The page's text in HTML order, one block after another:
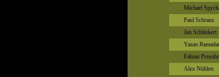
Michael
Paul Schranz
Jan Schlinkert
Yazan
Fabian
Alex Nühlen